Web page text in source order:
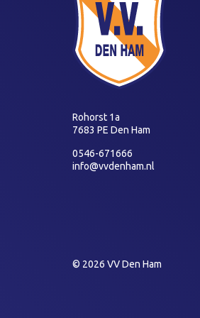
Rohorst 1a
7683 PE Den Ham
0546-671666
info@vvdenham.nl
© 2026 VV Den Ham